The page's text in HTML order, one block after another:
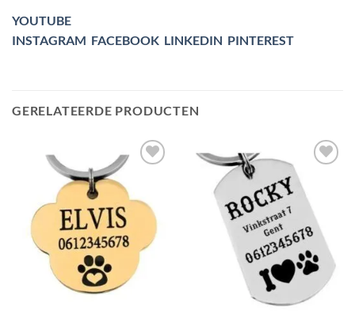
YOUTUBE
INSTAGRAM FACEBOOK LINKEDIN PINTEREST
GERELATEERDE PRODUCTEN
Toevoegen
verlanglijst
Toevoegen
verlanglijst